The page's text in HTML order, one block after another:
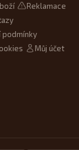
Reklamace
podmínky
Můj účet